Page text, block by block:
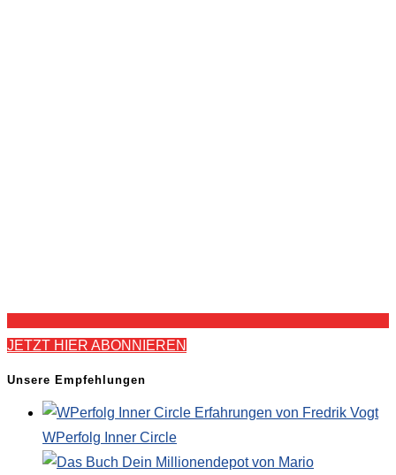
JETZT HIER ABONNIEREN
Unsere Empfehlungen
WPerfolg Inner Circle